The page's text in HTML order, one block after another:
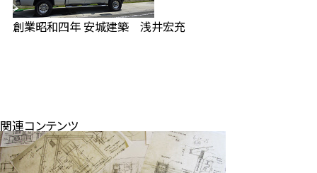
創業昭和四年 安城建築 浅井宏充
関連コンテンツ